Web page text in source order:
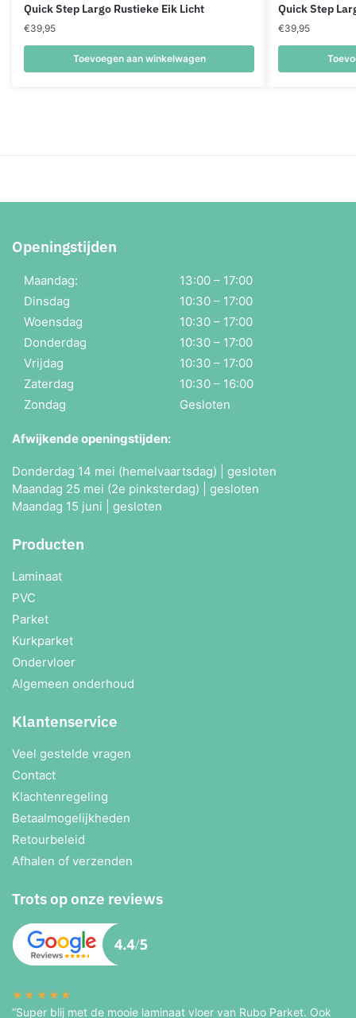
Quick Step Largo Rustieke Eik Licht
€39,95
Toevoegen aan winkelwagen
Quick Step
€39,95
Openingstijden
Maandag:
13:00 – 17:00
Dinsdag
10:30 – 17:00
Woensdag
10:30 – 17:00
Donderdag
10:30 – 17:00
Vrijdag
10:30 – 17:00
Zaterdag
10:30 – 16:00
Zondag
Gesloten
Afwijkende openingstijden:
Donderdag 14 mei (hemelvaartsdag) | gesloten
Maandag 25 mei (2e pinksterdag) | gesloten
Maandag 15 juni | gesloten
Producten
Laminaat
PVC
Parket
Kurkparket
Ondervloer
Algemeen onderhoud
Klantenservice
Veel gestelde vragen
Contact
Klachtenregeling
Betaalmogelijkheden
Retourbeleid
Afhalen of verzenden
Trots op onze reviews
★★★★★
“Super blij met de mooie laminaat vloer van Rubo Parket. Ook